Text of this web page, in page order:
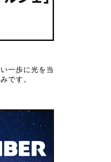
一歩に光を当
です。